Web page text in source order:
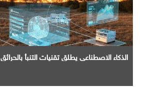
الذكاء الاصطناعي يطلق تقنيات التنبأ بالحرائق